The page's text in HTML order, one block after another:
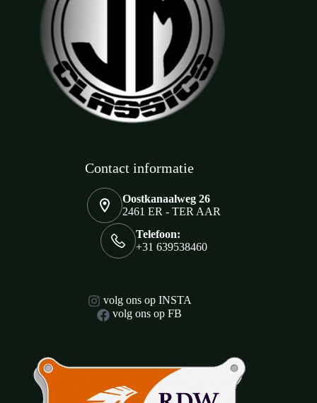
Contact informatie
Oostkanaalweg 26
2461 ER - TER AAR
Telefoon:
+31 639538460
volg ons op INSTA
volg ons op FB